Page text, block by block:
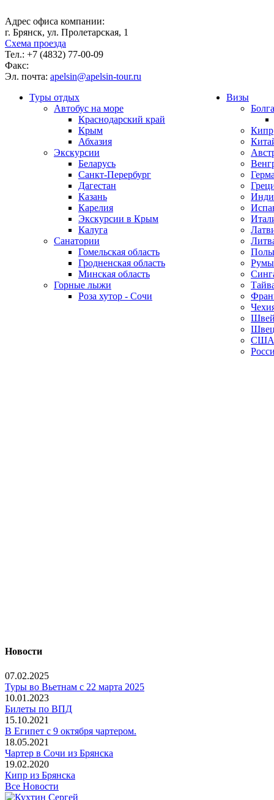
Адрес офиса компании:
г. Брянск, ул. Пролетарская, 1
Схема проезда
Тел.: +7 (4832) 77-00-09
Факс:
Эл. почта: apelsin@apelsin-tour.ru
Туры отдых
Автобус на море
Краснодарский край
Крым
Абхазия
Экскурсии
Беларусь
Санкт-Перербург
Дагестан
Казань
Карелия
Экскурсии в Крым
Калуга
Санатории
Гомельская область
Гродненская область
Минская область
Горные лыжи
Роза хутор - Сочи
Визы
Кипр
США
Новости
07.02.2025
Туры во Вьетнам с 22 марта 2025
10.01.2023
Билеты по ВПД
15.10.2021
В Египет с 9 октября чартером.
18.05.2021
Чартер в Сочи из Брянска
19.02.2020
Кипр из Брянска
Все Новости